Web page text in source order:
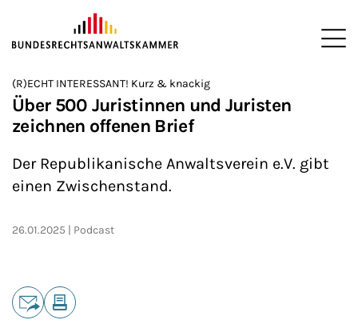
ZUM HAUPTINHALT SPRINGEN
Sie befinden sich hier:
>
Startseite
>
Newsroom
>
Podcasts
>
(R)ECHT INTERESSANT!
(R)ECHT INTERESSANT! Kurz & knackig
Über 500 Juristinnen und Juristen
zeichnen offenen Brief
Der Republikanische Anwaltsverein e.V. gibt
einen Zwischenstand.
26.01.2025 Podcast
Teilen